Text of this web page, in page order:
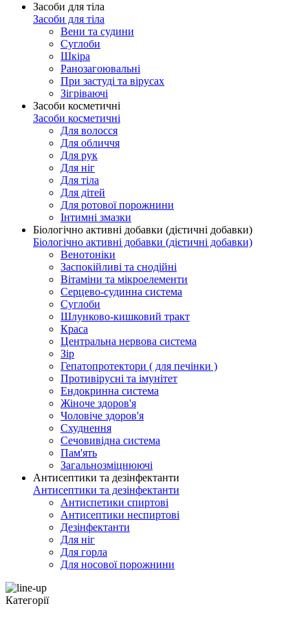
Засоби для тіла
Засоби для тіла
Вени та судини
Суглоби
Шкіра
Ранозагоювальні
При застуді та вірусах
Зігріваючі
Засоби косметичні
Засоби косметичні
Для волосся
Для обличчя
Для рук
Для ніг
Для тіла
Для дітей
Для ротової порожнини
Інтимні змазки
Біологічно активні добавки (дієтичні добавки)
Біологічно активні добавки (дієтичні добавки)
Венотоніки
Заспокійливі та снодійні
Вітаміни та мікроелементи
Серцево-судинна система
Суглоби
Шлунково-кишковий тракт
Краса
Центральна нервова система
Зір
Гепатопротектори ( для печінки )
Противірусні та імунітет
Ендокринна система
Жіноче здоров'я
Чоловіче здоров'я
Схуднення
Сечовивідна система
Пам'ять
Загальнозміцнюючі
Антисептики та дезінфектанти
Антисептики та дезінфектанти
Антиспетики спиртові
Антисептики неспиртові
Дезінфектанти
Для ніг
Для горла
Для носової порожнини
Категорії